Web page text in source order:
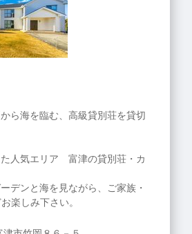
から海を臨む、高級貸別荘を貸切
人気エリア 富津の貸別荘・カ
デンと海を見ながら、ご家族・
楽しみ下さい。